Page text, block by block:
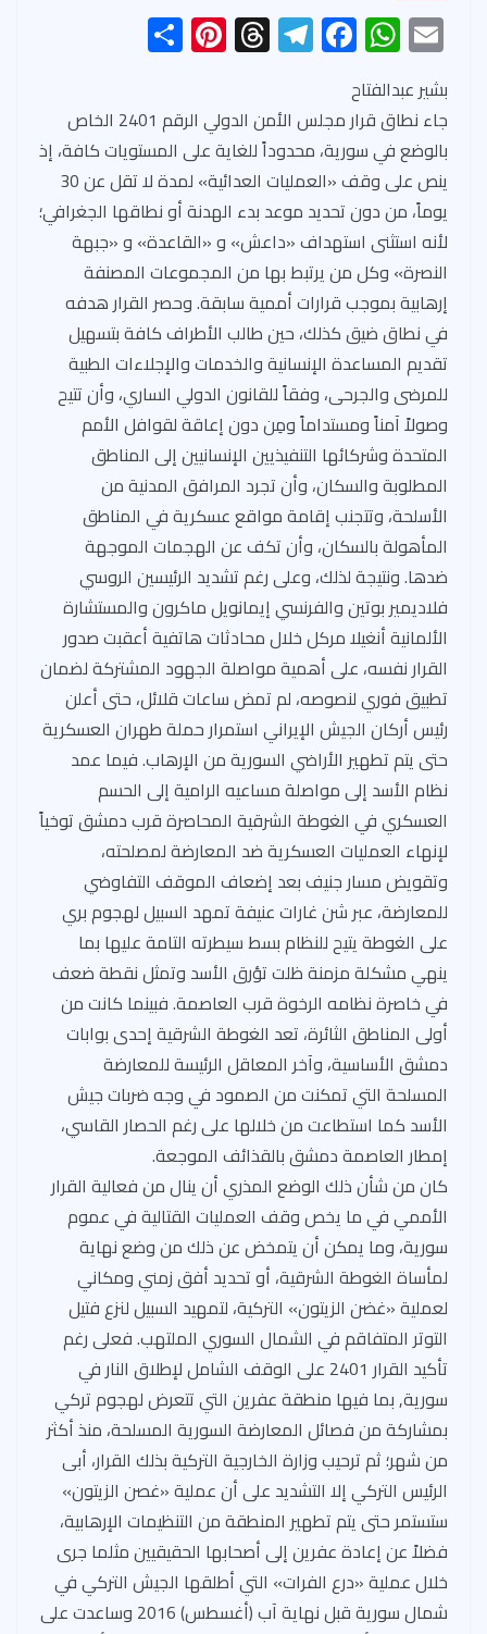
E
m
ail
W
h
at
s
A
p
p
F
ac
e
b
o
ok
Te
le
gr
a
m
T
hr
ea
ds
Pi
nt
er
es
t
ar
e
بشير عبدالفتاح
جاء نطاق قرار مجلس الأمن الدولي الرقم 2401 الخاص
بالوضع في سورية، محدوداً للغاية على المستويات كافة، إذ
ينص على وقف «العمليات العدائية» لمدة لا تقل عن 30
يوماً، من دون تحديد موعد بدء الهدنة أو نطاقها الجغرافي؛
لأنه استثنى استهداف «داعش» و «القاعدة» و «جبهة
النصرة» وكل من يرتبط بها من المجموعات المصنفة
إرهابية بموجب قرارات أممية سابقة. وحصر القرار هدفه
في نطاق ضيق كذلك، حين طالب الأطراف كافة بتسهيل
تقديم المساعدة الإنسانية والخدمات والإجلاءات الطبية
للمرضى والجرحى، وفقاً للقانون الدولي الساري، وأن تتيح
وصولاً آمناً ومستداماً ومِن دون إعاقة لقوافل الأمم
المتحدة وشركائها التنفيذيين الإنسانيين إلى المناطق
المطلوبة والسكان، وأن تجرد المرافق المدنية من
الأسلحة، وتتجنب إقامة مواقع عسكرية في المناطق
المأهولة بالسكان، وأن تكف عن الهجمات الموجهة
ضدها. ونتيجة لذلك، وعلى رغم تشديد الرئيسين الروسي
فلاديمير بوتين والفرنسي إيمانويل ماكرون والمستشارة
الألمانية أنغيلا مركل خلال محادثات هاتفية أعقبت صدور
القرار نفسه، على أهمية مواصلة الجهود المشتركة لضمان
تطبيق فوري لنصوصه، لم تمض ساعات قلائل، حتى أعلن
رئيس أركان الجيش الإيراني استمرار حملة طهران العسكرية
حتى يتم تطهير الأراضي السورية من الإرهاب. فيما عمد
نظام الأسد إلى مواصلة مساعيه الرامية إلى الحسم
العسكري في الغوطة الشرقية المحاصرة قرب دمشق توخياً
لإنهاء العمليات العسكرية ضد المعارضة لمصلحته،
وتقويض مسار جنيف بعد إضعاف الموقف التفاوضي
للمعارضة، عبر شن غارات عنيفة تمهد السبيل لهجوم بري
على الغوطة يتيح للنظام بسط سيطرته التامة عليها بما
ينهي مشكلة مزمنة ظلت تؤرق الأسد وتمثل نقطة ضعف
في خاصرة نظامه الرخوة قرب العاصمة. فبينما كانت من
أولى المناطق الثائرة، تعد الغوطة الشرقية إحدى بوابات
دمشق الأساسية، وآخر المعاقل الرئيسة للمعارضة
المسلحة التي تمكنت من الصمود في وجه ضربات جيش
الأسد كما استطاعت من خلالها على رغم الحصار القاسي،
إمطار العاصمة دمشق بالقذائف الموجعة.
كان من شأن ذلك الوضع المذري أن ينال من فعالية القرار
الأممي في ما يخص وقف العمليات القتالية في عموم
سورية، وما يمكن أن يتمخض عن ذلك من وضع نهاية
لمأساة الغوطة الشرقية، أو تحديد أفق زمني ومكاني
لعملية «غضن الزيتون» التركية، لتمهيد السبيل لنزع فتيل
التوتر المتفاقم في الشمال السوري الملتهب. فعلى رغم
تأكيد القرار 2401 على الوقف الشامل لإطلاق النار في
سورية, بما فيها منطقة عفرين التي تتعرض لهجوم تركي
بمشاركة من فصائل المعارضة السورية المسلحة، منذ أكثر
من شهر؛ ثم ترحيب وزارة الخارجية التركية بذلك القرار، أبى
الرئيس التركي إلا التشديد على أن عملية «غصن الزيتون»
ستستمر حتى يتم تطهير المنطقة من التنظيمات الإرهابية،
فضلاً عن إعادة عفرين إلى أصحابها الحقيقيين مثلما جرى
خلال عملية «درع الفرات» التي أطلقها الجيش التركي في
شمال سورية قبل نهاية آب (أغسطس) 2016 وساعدت على